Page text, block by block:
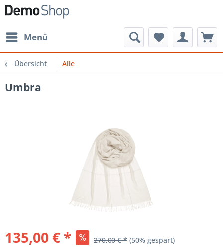
Menü
Übersicht Alle
Umbra
135,00 € * 270,00 € * (50% gespart)